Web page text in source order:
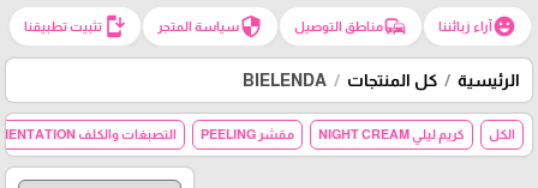
emoji_emotionsآراء زبائننا commuteمناطق التوصيل securityسياسة المتجر install_mobile تثبيت تطبيقنا
الرئيسية كل المنتجات BIELENDA
الكل كريم ليلي NIGHT CREAM مقشر PEELING التصبغات والكلف HYPERPEGMENTATION